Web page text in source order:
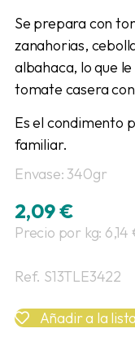
Se prepara con
zanahorias,
albahaca, lo que
tomate casera
Es el condimento
familiar.
Envase: 340gr
2,09€
Precio por kg: 6,14
Ref. S13TLE3422
Añadir a la